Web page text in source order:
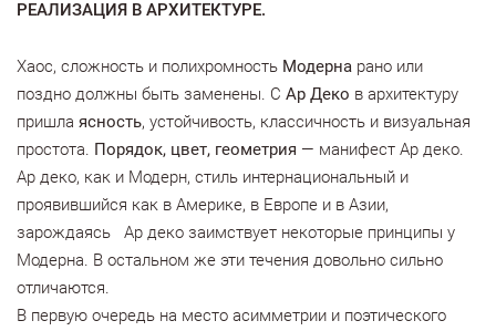
РЕАЛИЗАЦИЯ В АРХИТЕКТУРЕ.
Хаос, сложность и полихромность Модерна рано или
поздно должны быть заменены. С Ар Деко в архитектуру
пришла ясность, устойчивость, классичность и визуальная
простота. Порядок, цвет, геометрия — манифест Ар деко.
Ар деко, как и Модерн, стиль интернациональный и
проявившийся как в Америке, в Европе и в Азии,
зарождаясь Ар деко заимствует некоторые принципы у
Модерна. В остальном же эти течения довольно сильно
отличаются.
В первую очередь на место асимметрии и поэтического